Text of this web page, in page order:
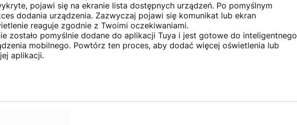
pojawi się na ekranie lista dostępnych urządzeń. Po pomyślnym
dodania urządzenia. Zazwyczaj pojawi się komunikat lub ekran
reaguje zgodnie z Twoimi oczekiwaniami.
zostało pomyślnie dodane do aplikacji Tuya i jest gotowe do inteligentnego
mobilnego. Powtórz ten proces, aby dodać więcej oświetlenia lub
aplikacji.